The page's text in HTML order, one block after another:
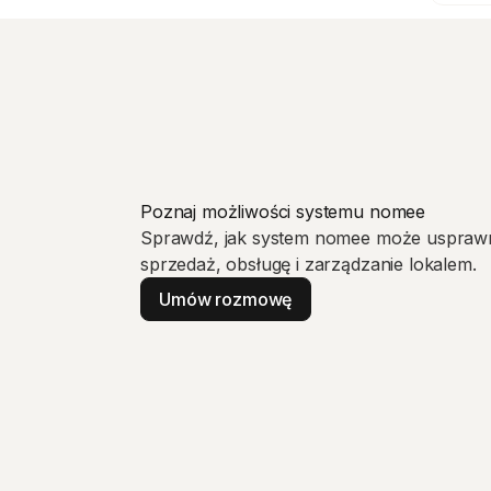
Poznaj możliwości systemu nomee
Sprawdź, jak system nomee może
sprzedaż, obsługęi zarządzanie lokalem.
Umów rozmowę
Umów rozmowę